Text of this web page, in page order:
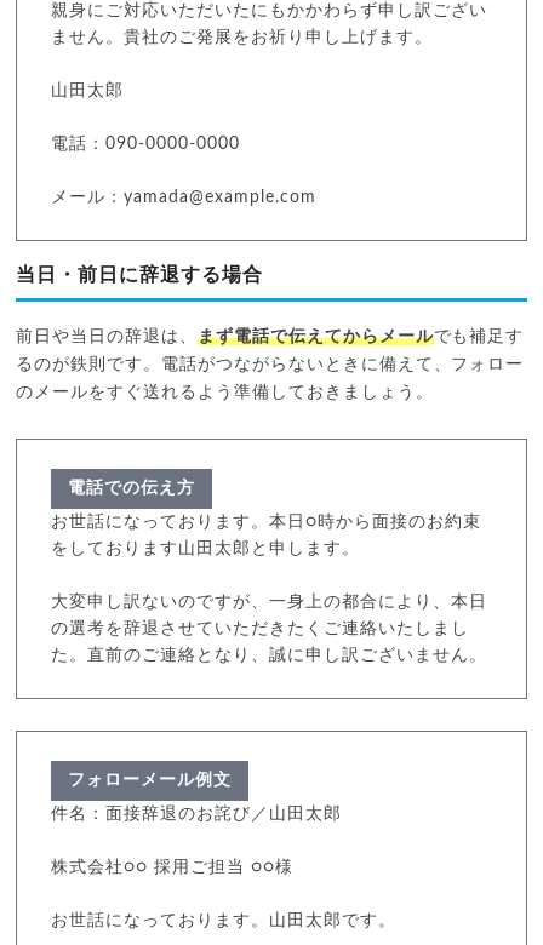
親身にご対応いただいたにもかかわらず申し訳ござい
ません。貴社のご発展をお祈り申し上げます。
山田太郎
電話：090-0000-0000
メール：yamada@example.com
当日・前日に辞退する場合
前日や当日の辞退は、まず電話で伝えてからメールでも補足す
るのが鉄則です。電話がつながらないときに備えて、フォロー
のメールをすぐ送れるよう準備しておきましょう。
電話での伝え方
お世話になっております。本日○時から面接のお約束
をしております山田太郎と申します。
大変申し訳ないのですが、一身上の都合により、本日
の選考を辞退させていただきたくご連絡いたしまし
た。直前のご連絡となり、誠に申し訳ございません。
フォローメール例文
件名：面接辞退のお詫び／山田太郎
株式会社○○ 採用ご担当 ○○様
お世話になっております。山田太郎です。